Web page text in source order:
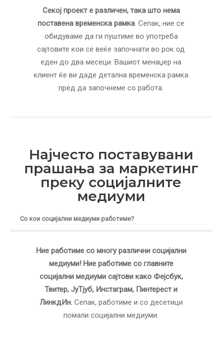
Секој проект е различен, така што нема
поставена временска рамка. Сепак, ние се
обидуваме да ги пуштиме во употреба
сајтовите кои се веќе започнати во рок од
еден до два месеци. Вашиот менаџер на
клиент ќе ви даде детална временска рамка
пред да започнеме со работа.
Најчесто поставувани
прашања за маркетинг
преку социјалните
медиуми
Со кои социјални медиуми работиме?
Ние работиме со многу различни социјални
медиуми! Ние работиме со главните
социјални медиуми сајтови како Фејсбук,
Твитер, ЈуТјуб, Инстаграм, Пинтерест и
ЛинкдИн.Сепак, работиме и со десетици
помали социјални медиуми.